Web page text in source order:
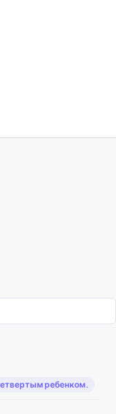
ребенком.